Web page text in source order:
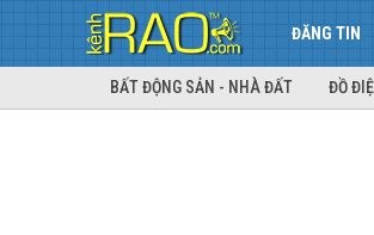
ĐĂNG TIN
BẤT ĐỘNG SẢN - NHÀ ĐẤT ĐỒ